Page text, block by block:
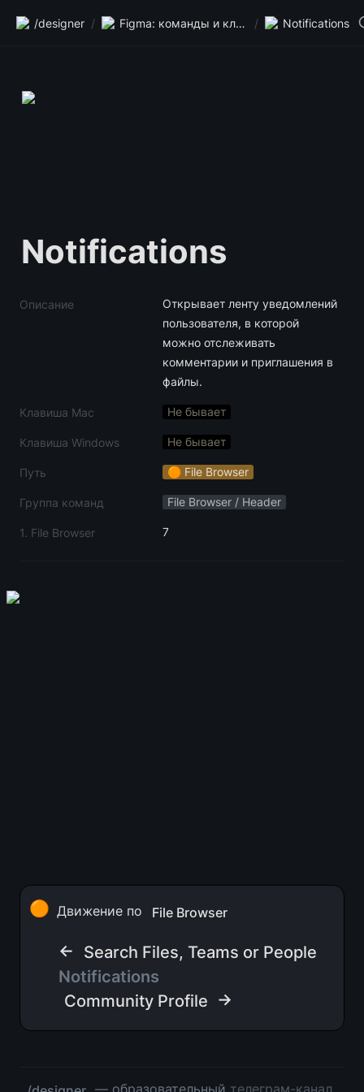
/designer / Figma: команды и клавиши / Notifications
Notifications
Описание
Открывает ленту уведомлений
пользователя, в которой
можно отслеживать
комментарии и приглашения в
файлы.
Клавиша Mac Не бывает
Клавиша Windows Не бывает
Путь 🟠 File Browser
Группа команд File Browser / Header
1. File Browser 7
🟠 Движение по File Browser
←
Search Files, Teams or People
Notifications
Community Profile →